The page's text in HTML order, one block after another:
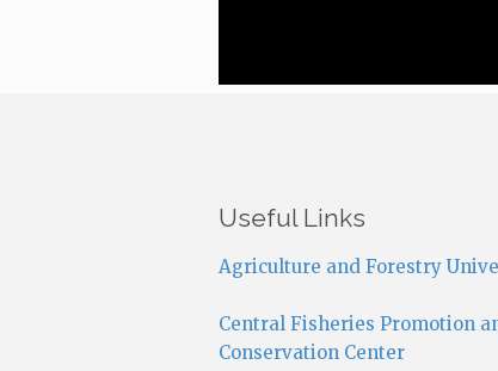
Useful Links
Agriculture and Forestry
Central Fisheries Promotion
Conservation Center